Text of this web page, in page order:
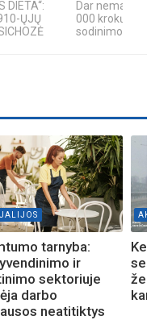
DIETA“:
ŲJŲ
Dar
000 krokų
sodinimo
tarnyba:
ir
sektoriuje
darbo
neatitiktys